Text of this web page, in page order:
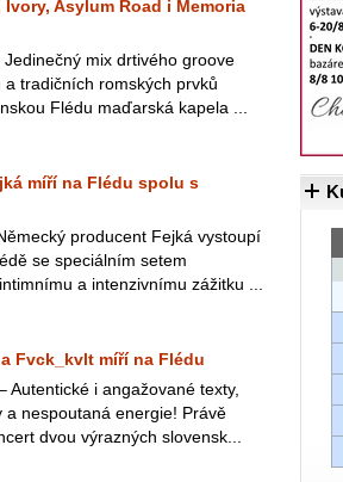
Asylum Road i Memoria
Jedinečný mix drtivého groove
tradičních romských prvků
Flédu maďarská kapela ...
míří na Flédu spolu s
producent Fejká vystoupí
se speciálním setem
a intenzivnímu zážitku ...
Fvck_kvlt míří na Flédu
Autentické i angažované texty,
a nespoutaná energie! Právě
dvou výrazných slovensk...